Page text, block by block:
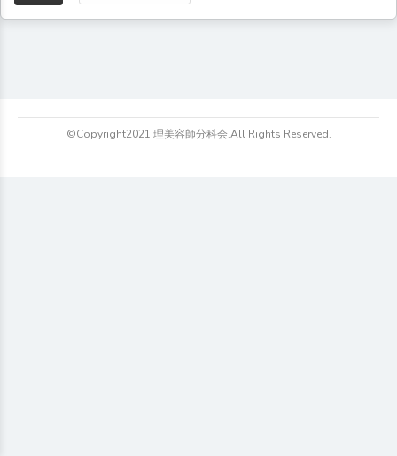
©Copyright2021 理美容師分科会.All Rights Reserved.